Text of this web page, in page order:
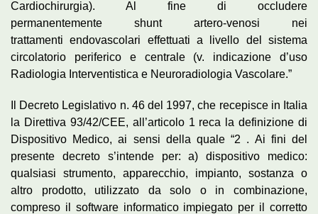
Cardiochirurgia). Al fine di occludere
permanentemente shunt artero-venosi nei
trattamentiendovascolari effettuati a livello del sistema
circolatorio periferico e centrale (v. indicazione d’uso
Radiologia Interventistica e Neuroradiologia Vascolare.”
Il Decreto Legislativo n. 46 del 1997, che recepisce in Italia
la Direttiva 93/42/CEE, all’articolo 1 reca la definizione di
Dispositivo Medico, ai sensi della quale “2 . Ai fini del
presente decreto s’intende per: a) dispositivo medico:
qualsiasi strumento, apparecchio, impianto, sostanza o
altro prodotto, utilizzato da solo o in combinazione,
compreso il software informatico impiegato per il corretto